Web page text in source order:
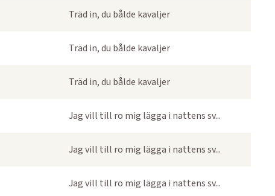
Träd in, du bålde kavaljer
Träd in, du bålde kavaljer
Träd in, du bålde kavaljer
Jag vill till ro mig lägga i nattens sv...
Jag vill till ro mig lägga i nattens sv...
Jag vill till ro mig lägga i nattens sv...